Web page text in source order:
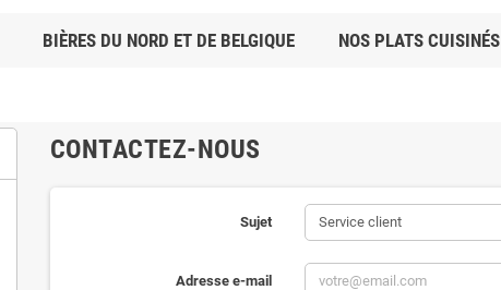
BIÈRES DU NORD ET DE BELGIQUE NOS PLATS CUISINÉS
CONTACTEZ-NOUS
Sujet
Adresse e-mail